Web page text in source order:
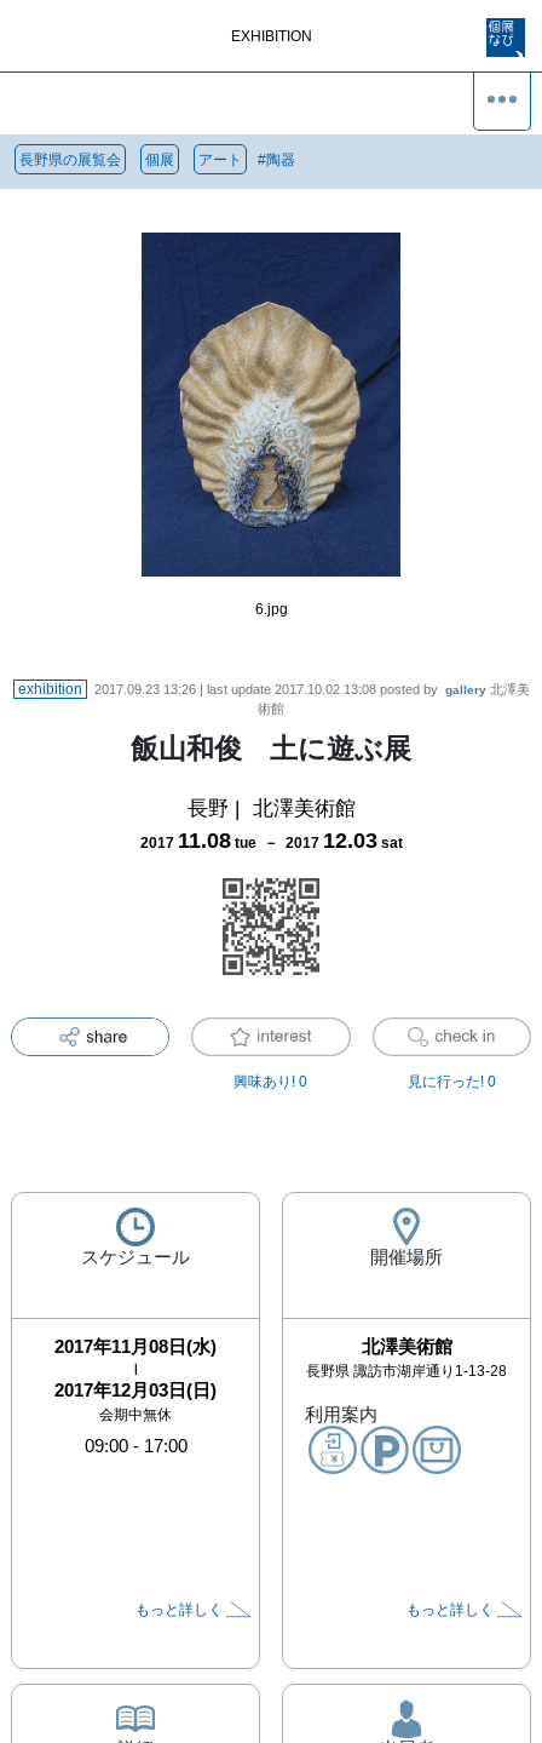
EXHIBITION
長野県の展覧会 個展 アート #陶器
6.jpg
exhibition 2017.09.23 13:26| last update 2017.10.02 13:08posted by gallery 北澤美
術館
飯山和俊 土に遊ぶ展
長野 | 北澤美術館
2017 11.08 tue－ 2017 12.03 sat
興味あり! 0 見に行った! 0
スケジュール
2017年11月08日(水)
|
2017年12月03日(日)
会期中無休
09:00- 17:00
もっと詳しく
開催場所
北澤美術館
長野県 諏訪市湖岸通り1-13-28
利用案内
もっと詳しく